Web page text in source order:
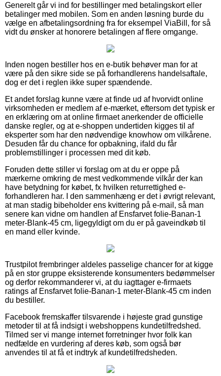
Generelt går vi ind for bestillinger med betalingskort eller
betalinger med mobilen. Som en anden løsning burde du
vælge en afbetalingsordning fra for eksempel ViaBill, for så
vidt du ønsker at honorere betalingen af flere omgange.
Inden nogen bestiller hos en e-butik behøver man for at
være på den sikre side se på forhandlerens handelsaftale,
dog er det i reglen ikke super spændende.
Et andet forslag kunne være at finde ud af hvorvidt online
virksomheden er medlem af e-mærket, eftersom det typisk er
en erklæring om at online firmaet anerkender de officielle
danske regler, og at e-shoppen undertiden kigges til af
eksperter som har den nødvendige knowhow om vilkårene.
Desuden får du chance for opbakning, ifald du får
problemstillinger i processen med dit køb.
Foruden dette stiller vi forslag om at du er oppe på
mærkerne omkring de mest vedkommende vilkår der kan
have betydning for købet, fx hvilken returrettighed e-
forhandleren har. I den sammenhæng er det i øvrigt relevant,
at man stadig bibeholder ens kvittering på e-mail, så man
senere kan vidne om handlen af Ensfarvet folie-Banan-1
meter-Blank-45 cm, ligegyldigt om du er på gaveindkøb til
en mand eller kvinde.
Trustpilot frembringer aldeles passelige chancer for at kigge
på en stor gruppe eksisterende konsumenters bedømmelser
og derfor rekommanderer vi, at du iagttager e-firmaets
ratings af Ensfarvet folie-Banan-1 meter-Blank-45 cm inden
du bestiller.
Facebook fremskaffer tilsvarende i højeste grad gunstige
metoder til at få indsigt i webshoppens kundetilfredshed.
Tilmed ser vi mange internet forretninger hvor folk kan
nedfælde en vurdering af deres køb, som også bør
anvendes til at få et indtryk af kundetilfredsheden.